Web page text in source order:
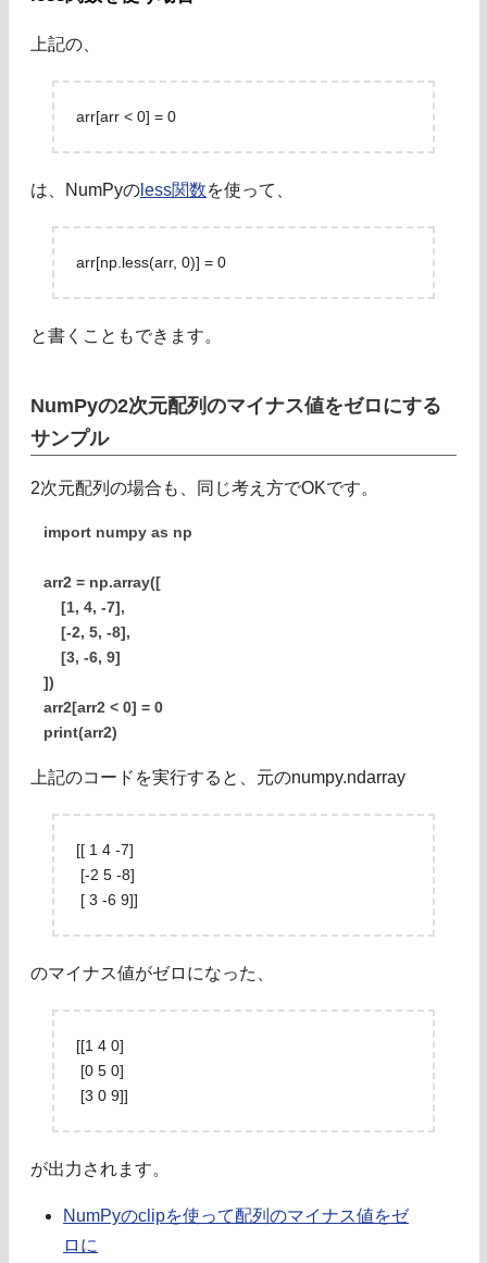
上記の、
arr[arr < 0] = 0
は、NumPyの less関数を使って、
arr[np.less(arr, 0)] = 0
と書くこともできます。
NumPyの2次元配列のマイナス値をゼロにする
サンプル
2次元配列の場合も、同じ考え方でOKです。
import numpy as np
arr2 = np.array([
[1, 4, -7],
[-2, 5, -8],
[3, -6, 9]
])
arr2[arr2 < 0] = 0
print(arr2)
上記のコードを実行すると、元のnumpy.ndarray
[[ 1 4 -7]
[-2 5 -8]
[ 3 -6 9]]
のマイナス値がゼロになった、
[[1 4 0]
[0 5 0]
[3 0 9]]
が出力されます。
NumPyのclipを使って配列のマイナス値をゼ
ロに